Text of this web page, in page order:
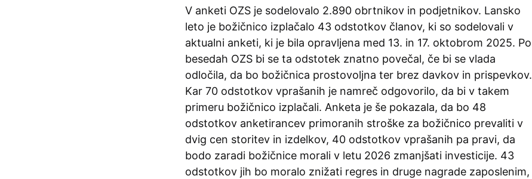
V anketi OZS je sodelovalo 2.890 obrtnikov in podjetnikov. Lansko
leto je božičnico izplačalo 43 odstotkov članov, ki so sodelovali v
aktualni anketi, ki je bila opravljena med 13. in 17. oktobrom 2025. Po
besedah OZS bi se ta odstotek znatno povečal, če bi se vlada
odločila, da bo božičnica prostovoljna ter brez davkov in prispevkov.
Kar 70 odstotkov vprašanih je namreč odgovorilo, da bi v takem
primeru božičnico izplačali. Anketa je še pokazala, da bo 48
odstotkov anketirancev primoranih stroške za božičnico prevaliti v
dvig cen storitev in izdelkov, 40 odstotkov vprašanih pa pravi, da
bodo zaradi božičnice morali v letu 2026 zmanjšati investicije. 43
odstotkov jih bo moralo znižati regres in druge nagrade zaposlenim,